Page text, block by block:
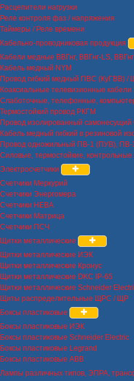
Расцепители нагрузки
Реле контроля фаз / напряжения
Таймеры / Реле времени
Кабельно-проводниковая продукция
Кабели медные ВВГнг, ВВГнг-LS,
Кабель медный NYM
Провод гибкий медный ПВС (КуГВВ) /
Коаксиальные телевизионные кабели
Слаботочные, телефонные,
Термостойкий провод РКГМ
Провод изолированный
Кабель медный гибкий в резиновой
Провод одножильный ПВ-1 (ПУВ),
Силовые, термостойкие, контрольные
Электросчетчики
Счетчики Меркурий
Счетчики Энергомера
Счетчики НЕВА
Счетчики Матрица
Счетчики ПСЧ
Щитки металлические
Щитки металлические ИЭК
Щитки металлические Кронус
Щитки металлические DKC IP-65
Щитки металлические Schneider
Щиты распределительные ЩРС / ЩР
Боксы пластиковые
Боксы пластиковые ИЭК
Боксы пластиковые Schneider Electric
Боксы пластиковые Legrand
Боксы пластиковые ABB
Лампы различных типов, ЭПРА,